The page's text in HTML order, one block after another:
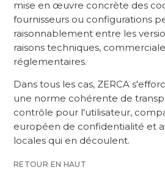
mise en œuvre concrète des
fournisseurs ou configurations
raisonnablement entre les
raisons techniques,
réglementaires.
Dans tous les cas, ZERCA
une norme cohérente de
contrôle pour l'utilisateur,
européen de confidentialité et
locales qui en découlent.
RETOUR EN HAUT